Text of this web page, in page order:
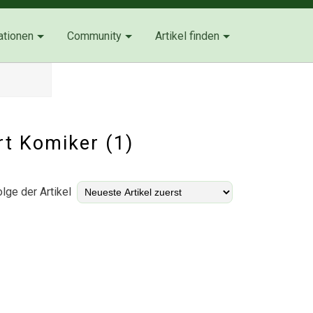
Community Artikel finden
Komiker (1)
der Artikel